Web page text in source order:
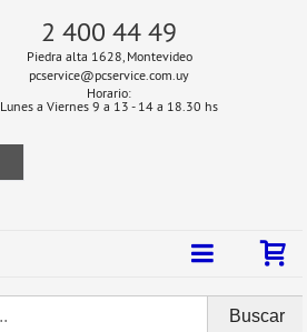
2 400 44 49
Piedra alta 1628, Montevideo
pcservice@pcservice.com.uy
Horario:
Lunes a Viernes 9 a 13 - 14 a 18.30 hs